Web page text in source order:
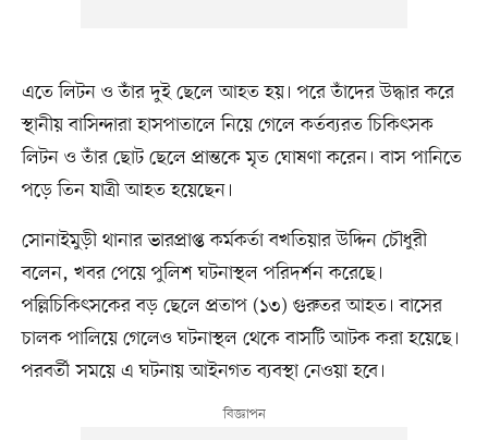
এতে লিটন ও তাঁর দুই ছেলে আহত হয়। পরে তাঁদের উদ্ধার করে
স্থানীয় বাসিন্দারা হাসপাতালে নিয়ে গেলে কর্তব্যরত চিকিৎসক
লিটন ও তাঁর ছোট ছেলে প্রান্তকে মৃত ঘোষণা করেন। বাস পানিতে
পড়ে তিন যাত্রী আহত হয়েছেন।
সোনাইমুড়ী থানার ভারপ্রাপ্ত কর্মকর্তা বখতিয়ার উদ্দিন চৌধুরী
বলেন, খবর পেয়ে পুলিশ ঘটনাস্থল পরিদর্শন করেছে।
পল্লিচিকিৎসকের বড় ছেলে প্রতাপ (১৩) গুরুতর আহত। বাসের
চালক পালিয়ে গেলেও ঘটনাস্থল থেকে বাসটি আটক করা হয়েছে।
পরবর্তী সময়ে এ ঘটনায় আইনগত ব্যবস্থা নেওয়া হবে।